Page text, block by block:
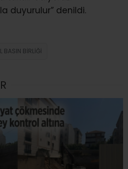
duyurulur” denildi.
BASIN BIRLIĞI